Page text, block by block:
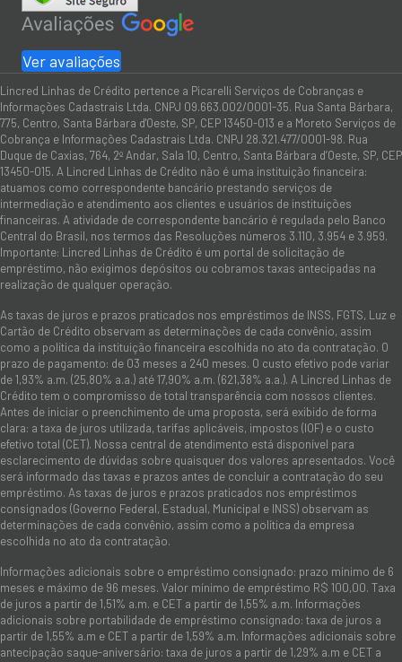
Ver avaliações
Lincred Linhas de Crédito pertence a Picarelli Serviços de Cobranças e
Informações Cadastrais Ltda. CNPJ 09.663.002/0001-35. Rua Santa Bárbara,
775, Centro, Santa Bárbara d'Oeste, SP, CEP 13450-013 e a Moreto Serviços de
Cobrança e Informações Cadastrais Ltda. CNPJ 28.321.477/0001-98. Rua
Duque de Caxias, 764, 2º Andar, Sala 10, Centro, Santa Bárbara d’Oeste, SP, CEP
13450-015. A Lincred Linhas de Crédito não é uma instituição financeira:
atuamos como correspondente bancário prestando serviços de
intermediação e atendimento aos clientes e usuários de instituições
financeiras. A atividade de correspondente bancário é regulada pelo Banco
Central do Brasil, nos termos das Resoluções números 3.110, 3.954 e 3.959.
Importante: Lincred Linhas de Crédito é um portal de solicitação de
empréstimo, não exigimos depósitos ou cobramos taxas antecipadas na
realização de qualquer operação.
As taxas de juros e prazos praticados nos empréstimos de INSS, FGTS, Luz e
Cartão de Crédito observam as determinações de cada convênio, assim
como a política da instituição financeira escolhida no ato da contratação. O
prazo de pagamento: de 03 meses a 240 meses. O custo efetivo pode variar
de 1,93% a.m. (25,80% a.a.) até 17,90% a.m. (621,38% a.a.). A Lincred Linhas de
Crédito tem o compromisso de total transparência com nossos clientes.
Antes de iniciar o preenchimento de uma proposta, será exibido de forma
clara: a taxa de juros utilizada, tarifas aplicáveis, impostos (IOF) e o custo
efetivo total (CET). Nossa central de atendimento está disponível para
esclarecimento de dúvidas sobre quaisquer dos valores apresentados. Você
será informado das taxas e prazos antes de concluir a contratação do seu
empréstimo. As taxas de juros e prazos praticados nos empréstimos
consignados (Governo Federal, Estadual, Municipal e INSS) observam as
determinações de cada convênio, assim como a política da empresa
escolhida no ato da contratação.
Informações adicionais sobre o empréstimo consignado: prazo mínimo de 6
meses e máximo de 96 meses. Valor mínimo de empréstimo R$ 100,00. Taxa
de juros a partir de 1,51% a.m. e CET a partir de 1,55% a.m. Informações
adicionais sobre portabilidade de empréstimo consignado: taxa de juros a
partir de 1,55% a.m e CET a partir de 1,59% a.m. Informações adicionais sobre
antecipação saque-aniversário: taxa de juros a partir de 1,29% a.m e CET a